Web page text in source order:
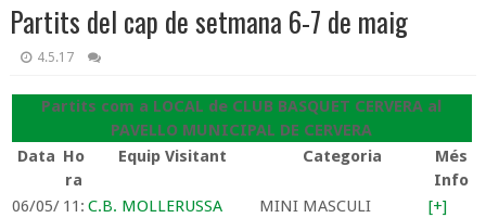
Partits del cap de setmana 6-7 de maig
4.5.17
Partits com a LOCAL de CLUB BASQUET CERVERA al
PAVELLO MUNICIPAL DE CERVERA
Data Ho
ra
Equip Visitant Categoria
Més
Info
06/05/ 11: C.B. MOLLERUSSA
MINI MASCULI
[+]